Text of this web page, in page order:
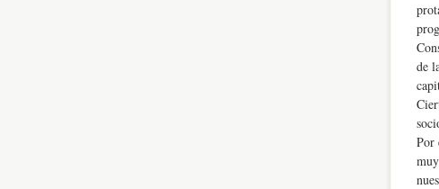
de
Por